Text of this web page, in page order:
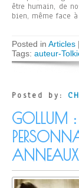
être humain, de
bien, même face à
Posted in Articles |
Tags: auteur-
Posted by:
GOLLUM :
ANNEAUX